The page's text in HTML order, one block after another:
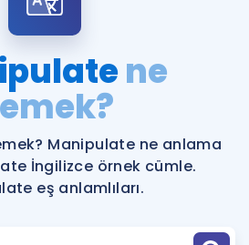
Hatırlamıyorum
hazırlayacak onlarca eğitim seni
bekliyor!
İngilizce Gramer
ne
Manipulate ne anlama
İngilizce örnek cümle.
eş anlamlıları.